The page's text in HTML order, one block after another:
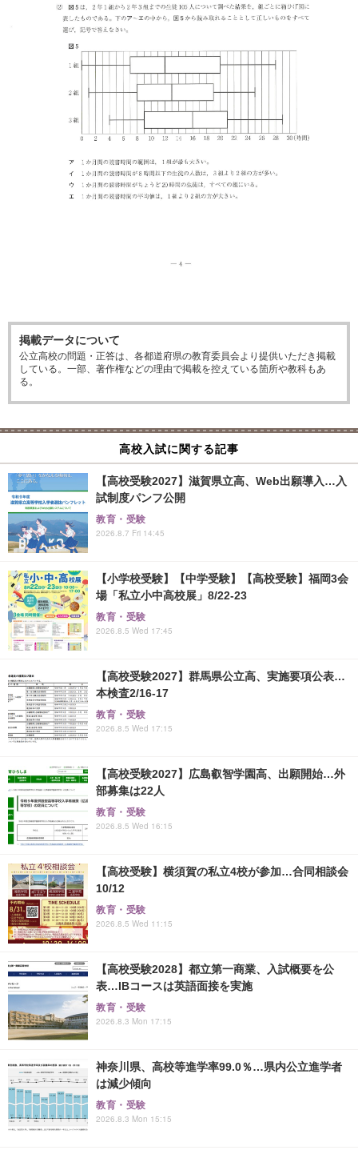
掲載データについて
公立高校の問題・正答は、各都道府県の教育委員会より提供いただき掲載
している。一部、著作権などの理由で掲載を控えている箇所や教科もあ
る。
高校入試に関する記事
【高校受験2027】滋賀県立高、Web出願導入…入
試制度パンフ公開
教育・受験
2026.8.7 Fri 14:45
【小学校受験】【中学受験】【高校受験】福岡3会
場「私立小中高校展」8/22-23
教育・受験
2026.8.5 Wed 17:45
【高校受験2027】群馬県公立高、実施要項公表…
本検査2/16-17
教育・受験
2026.8.5 Wed 17:15
【高校受験2027】広島叡智学園高、出願開始…外
部募集は22人
教育・受験
2026.8.5 Wed 16:15
【高校受験】横須賀の私立4校が参加…合同相談会
10/12
教育・受験
2026.8.5 Wed 11:15
【高校受験2028】都立第一商業、入試概要を公
表…IBコースは英語面接を実施
教育・受験
2026.8.3 Mon 17:15
神奈川県、高校等進学率99.0％…県内公立進学者
は減少傾向
教育・受験
2026.8.3 Mon 15:15